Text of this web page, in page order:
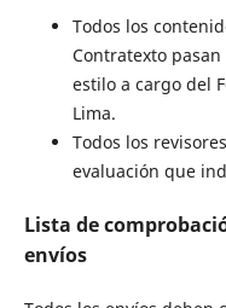
Todos los
Contratexto
estilo a cargo del
Lima.
Todos los
evaluación que
Lista de
envíos